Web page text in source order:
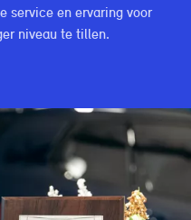
service en ervaring voor
niveau te tillen.